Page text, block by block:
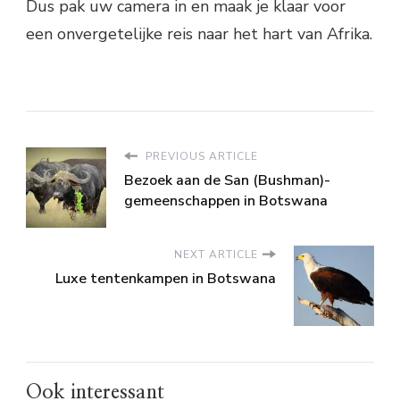
Dus pak uw camera in en maak je klaar voor
een onvergetelijke reis naar het hart van Afrika.
PREVIOUS ARTICLE
Bezoek aan de San (Bushman)-
gemeenschappen in Botswana
NEXT ARTICLE
Luxe tentenkampen in Botswana
Ook interessant